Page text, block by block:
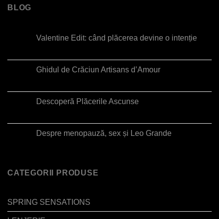
BLOG
Valentine Edit: când plăcerea devine o intenție
Ghidul de Crăciun Artisans d’Amour
Descoperă Plăcerile Ascunse
Despre menopauză, sex și Leo Grande
CATEGORII PRODUSE
SPRING SENSATIONS